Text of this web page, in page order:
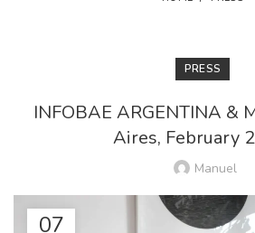
PRESS
INFOBAE ARGENTINA &
Aires, February
Manuel
07